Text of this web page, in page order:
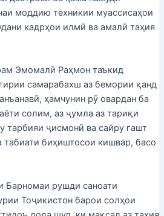
моддию техникии муассисаҳои
кадрҳои илмӣ ва амалӣ таҳия
Эмомалӣ Раҳмон таъкид
самарабахш аз бемории қанд
ҳамчунин рӯ овардан ба
солим, аз ҷумла аз тариқи
тарбияи ҷисмонӣ ва сайру гашт
табиати биҳиштосои кишвар, басо
Барномаи рушди саноати
Тоҷикистон барои солҳои